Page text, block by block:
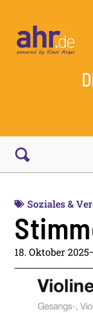
Soziales &
18. Oktober 2025